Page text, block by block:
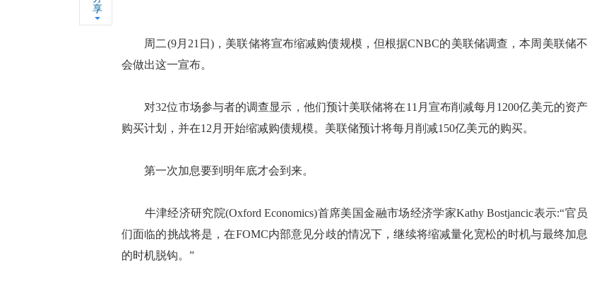
享
周二(9月21日)，美联储将宣布缩减购债规模，但根据CNBC的美联储调查，本周美联储不
会做出这一宣布。
对32位市场参与者的调查显示，他们预计美联储将在11月宣布削减每月1200亿美元的资产
购买计划，并在12月开始缩减购债规模。美联储预计将每月削减150亿美元的购买。
第一次加息要到明年底才会到来。
牛津经济研究院(Oxford Economics)首席美国金融市场经济学家Kathy Bostjancic表示:“官员
们面临的挑战将是，在FOMC内部意见分歧的情况下，继续将缩减量化宽松的时机与最终加息
的时机脱钩。”